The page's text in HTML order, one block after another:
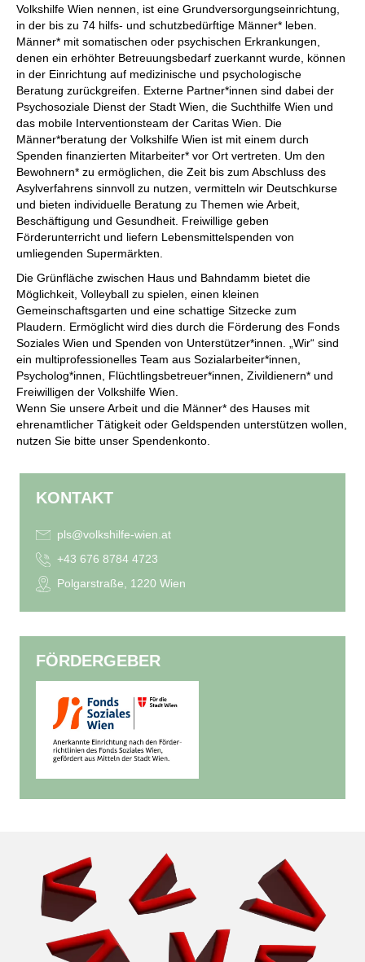
Volkshilfe Wien nennen, ist eine Grundversorgungseinrichtung,
in der bis zu 74 hilfs- und schutzbedürftige Männer* leben.
Männer* mit somatischen oder psychischen Erkrankungen,
denen ein erhöhter Betreuungsbedarf zuerkannt wurde, können
in der Einrichtung auf medizinische und psychologische
Beratung zurückgreifen. Externe Partner*innen sind dabei der
Psychosoziale Dienst der Stadt Wien, die Suchthilfe Wien und
das mobile Interventionsteam der Caritas Wien. Die
Männer*beratung der Volkshilfe Wien ist mit einem durch
Spenden finanzierten Mitarbeiter* vor Ort vertreten. Um den
Bewohnern* zu ermöglichen, die Zeit bis zum Abschluss des
Asylverfahrens sinnvoll zu nutzen, vermitteln wir Deutschkurse
und bieten individuelle Beratung zu Themen wie Arbeit,
Beschäftigung und Gesundheit. Freiwillige geben
Förderunterricht und liefern Lebensmittelspenden von
umliegenden Supermärkten.
Die Grünfläche zwischen Haus und Bahndamm bietet die
Möglichkeit, Volleyball zu spielen, einen kleinen
Gemeinschaftsgarten und eine schattige Sitzecke zum
Plaudern. Ermöglicht wird dies durch die Förderung des Fonds
Soziales Wien und Spenden von Unterstützer*innen. „Wir“ sind
ein multiprofessionelles Team aus Sozialarbeiter*innen,
Psycholog*innen, Flüchtlingsbetreuer*innen, Zivildienern* und
Freiwilligen der Volkshilfe Wien.
Wenn Sie unsere Arbeit und die Männer* des Hauses mit
ehrenamtlicher Tätigkeit oder Geldspenden unterstützen wollen,
nutzen Sie bitte unser Spendenkonto.
KONTAKT
pls@volkshilfe-wien.at
+43 676 8784 4723
Polgarstraße, 1220 Wien
FÖRDERGEBER